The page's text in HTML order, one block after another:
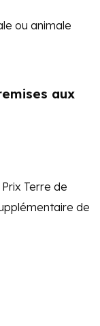
ou animale
aux
Terre de
de